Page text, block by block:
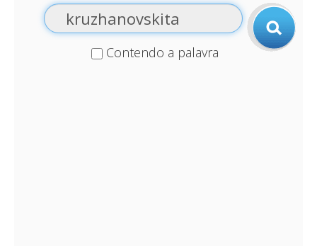
Contendo a palavra